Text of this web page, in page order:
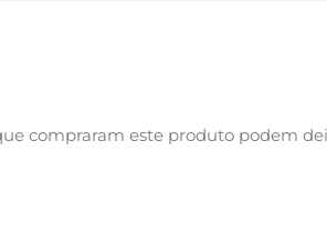
compraram este produto podem